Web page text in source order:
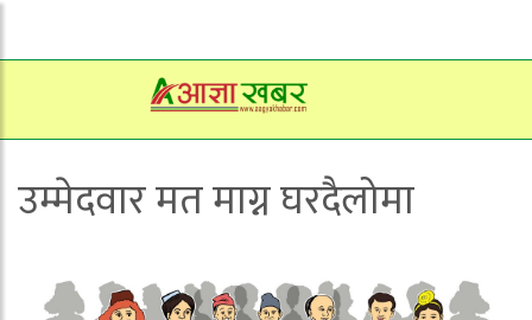
उम्मेदवार मत माग्न घरदैलोमा